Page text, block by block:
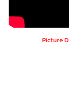
Picture